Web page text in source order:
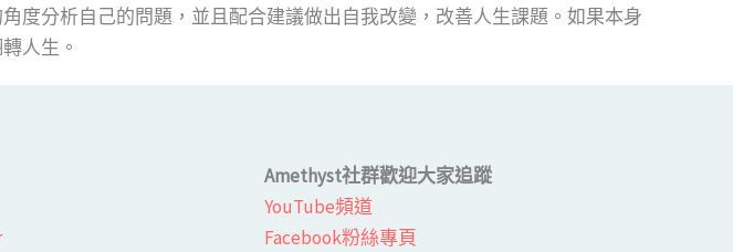
度分析自己的問題，並且配合建議做出自我改變，改善人生課題。如果本身
人生。
Amethyst社群歡迎大家追蹤
YouTube頻道
Facebook粉絲專頁​